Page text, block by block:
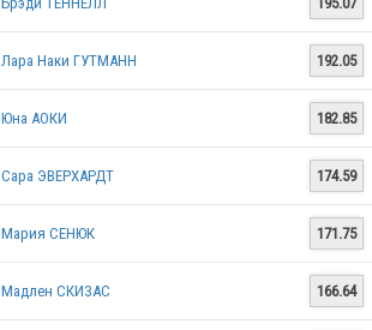
Лара Наки ГУТМАНН 192.05
Юна АОКИ 182.85
Сара ЭВЕРХАРДТ 174.59
Мария СЕНЮК 171.75
Мадлен СКИЗАС 166.64